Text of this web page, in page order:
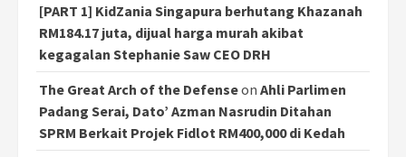
[PART 1] KidZania Singapura berhutang Khazanah
RM184.17 juta, dijual harga murah akibat
kegagalan Stephanie Saw CEO DRH
The Great Arch of the Defenseon Ahli Parlimen
Padang Serai, Dato’ Azman Nasrudin Ditahan
SPRM Berkait Projek Fidlot RM400,000 di Kedah